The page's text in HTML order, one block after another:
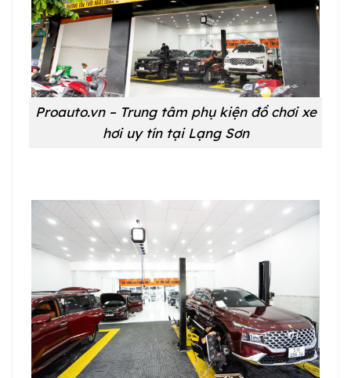
Proauto.vn – Trung tâm phụ kiện đồ chơi xe
hơi uy tín tại Lạng Sơn